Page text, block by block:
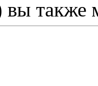
вы также